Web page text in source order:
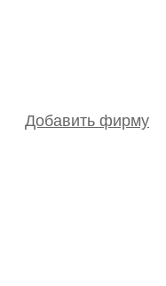
Добавить фирму